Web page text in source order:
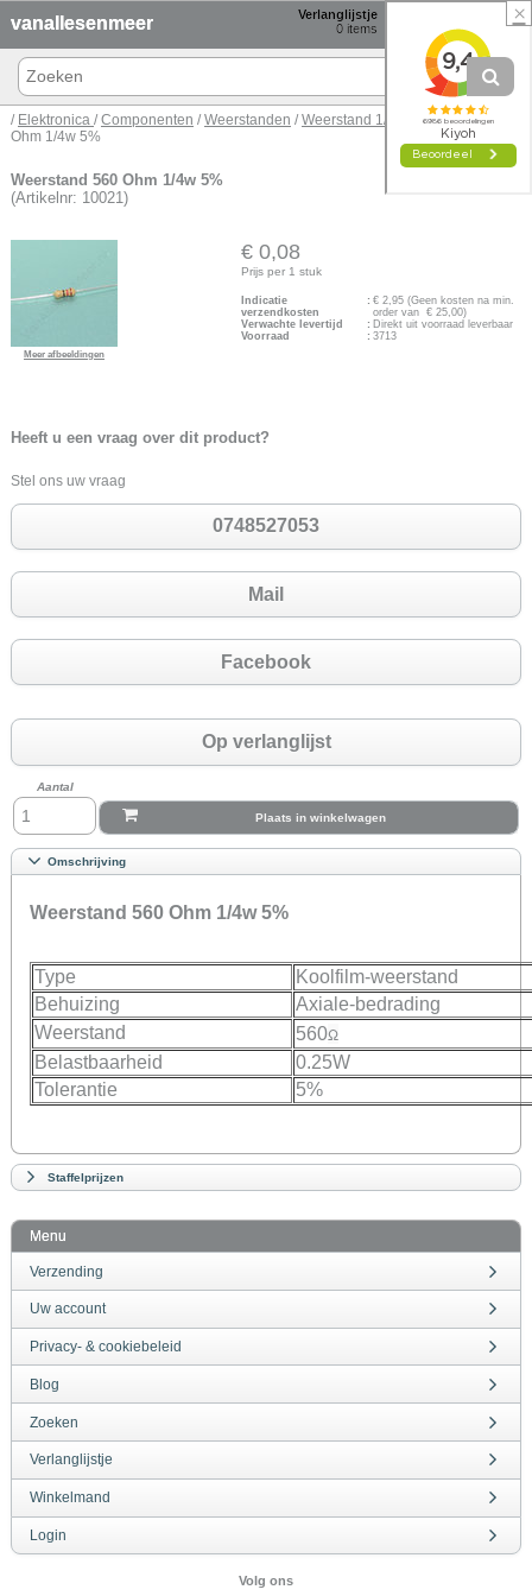
Verlanglijstje
0 items
Winkelmand
0 items € 0,00
vanallesenmeer
/ Elektronica /Componenten /Weerstanden /Weerstand 1/4w
/ Weerstand 560
Ohm 1/4w 5%
Weerstand 560 Ohm 1/4w 5%
(Artikelnr: 10021)
Meer afbeeldingen
€ 0,08
Prijs per 1 stuk
Indicatie
verzendkosten
: € 2,95(Geen kosten na min.
order van € 25,00)
Verwachte levertijd
: Direkt uit voorraad leverbaar
Voorraad
: 3713
Heeft u een vraag over dit product?
Stel ons uw vraag
0748527053
Mail
Facebook
Op verlanglijst
Aantal
Plaats in winkelwagen
Omschrijving
Weerstand 560 Ohm 1/4w 5%
Type
Koolfilm-weerstand
Behuizing
Axiale-bedrading
Weerstand
560Ω
Belastbaarheid
0.25W
Tolerantie
5%
Staffelprijzen
Menu
Verzending
Uw account
Privacy- & cookiebeleid
Blog
Zoeken
Verlanglijstje
Winkelmand
Login
Volg ons
×